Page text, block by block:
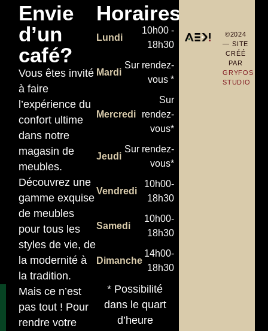
Envie
d’un
café?
Vous êtes invité
à faire
l’expérience du
confort ultime
dans notre
magasin de
meubles.
Découvrez une
gamme exquise
de meubles
pour tous les
styles de vie, de
la modernité à
la tradition.
Mais ce n’est
pas tout ! Pour
rendre votre
Horaires
Lundi
10h00 -
18h30
Mardi
Sur rendez-
vous *
Mercredi
Sur
rendez-
vous*
Jeudi
Sur rendez-
vous*
Vendredi
10h00-
18h30
Samedi
10h00-
18h30
Dimanche
14h00-
18h30
* Possibilité
dans le quart
d’heure
©2024
— SITE
CRÉÉ
PAR
GRYFOS
STUDIO